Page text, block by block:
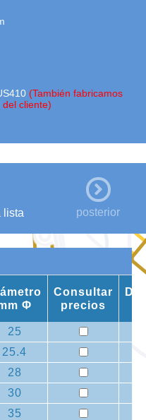
(También fabricamos
cliente)
lista posterior
Φ
Consultar
precios
25
25.4
28
30
35